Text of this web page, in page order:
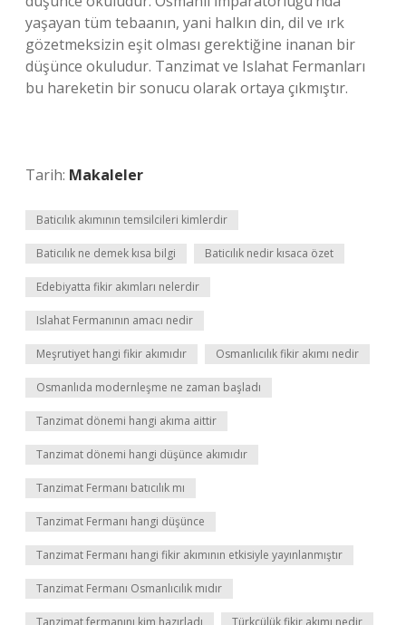
yaşayan tüm tebaanın, yani halkın din, dil ve ırk
gözetmeksizin eşit olması gerektiğine inanan bir
düşünce okuludur. Tanzimat ve Islahat Fermanları
bu hareketin bir sonucu olarak ortaya çıkmıştır.
Tarih: Makaleler
Baticılık akımının temsilcileri kimlerdir
Baticılık ne demek kısa bilgi Baticılık nedir kısaca özet
Edebiyatta fikir akımları nelerdir
Islahat Fermanının amacı nedir
Meşrutiyet hangi fikir akımıdır Osmanlıcılık fikir akımı nedir
Osmanlıda modernleşme ne zaman başladı
Tanzimat dönemi hangi akıma aittir
Tanzimat dönemi hangi düşünce akımıdır
Tanzimat Fermanı batıcılık mı
Tanzimat Fermanı hangi düşünce
Tanzimat Fermanı hangi fikir akımının etkisiyle yayınlanmıştır
Tanzimat Fermanı Osmanlıcılık mıdır
Tanzimat fermanını kim hazırladı Türkçülük fikir akımı nedir